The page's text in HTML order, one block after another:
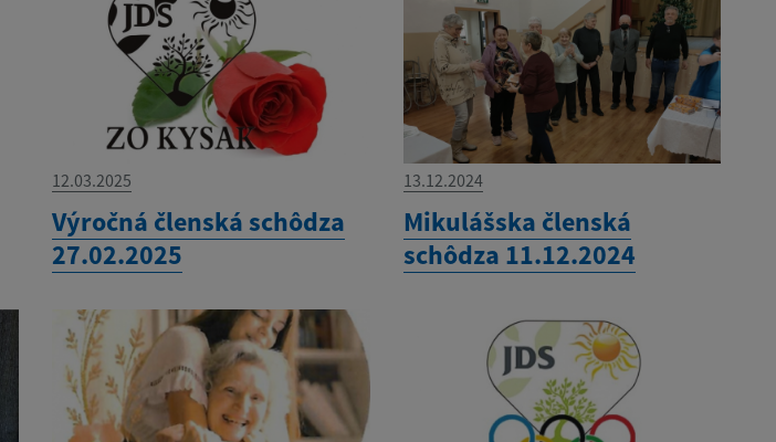
12.03.2025
Výročná členská schôdza
27.02.2025
13.12.2024
Mikulášska členská
schôdza 11.12.2024